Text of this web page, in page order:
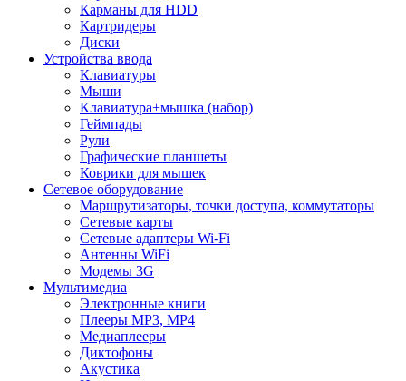
Карманы для HDD
Картридеры
Диски
Устройства ввода
Клавиатуры
Мыши
Клавиатура+мышка (набор)
Геймпады
Рули
Графические планшеты
Коврики для мышек
Сетевое оборудование
Маршрутизаторы, точки доступа, коммутаторы
Сетевые карты
Сетевые адаптеры Wi-Fi
Антенны WiFi
Модемы 3G
Мультимедиа
Электронные книги
Плееры MP3, MP4
Медиаплееры
Диктофоны
Акустика